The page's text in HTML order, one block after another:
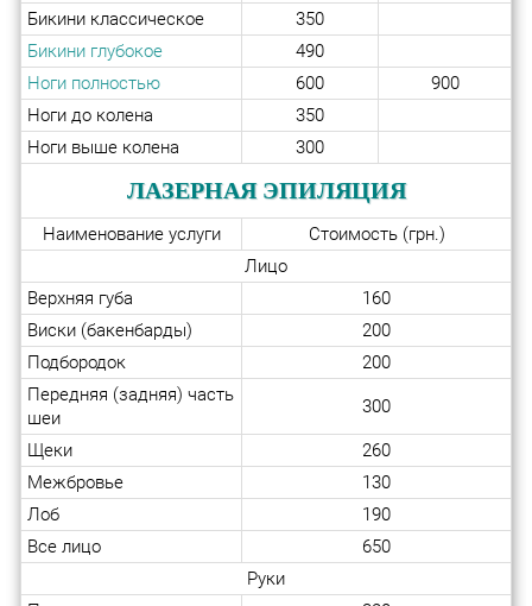
Бикини классическое
350
Бикини глубокое
490
Ноги полностью
600
900
Ноги до колена
350
Ноги выше колена
300
ЛАЗЕРНАЯ ЭПИЛЯЦИЯ
Наименование услуги
Стоимость (грн.)
Лицо
Верхняя губа
160
Виски (бакенбарды)
200
Подбородок
200
Передняя (задняя) часть
шеи
300
Щеки
260
Межбровье
130
Лоб
190
Все лицо
650
Руки